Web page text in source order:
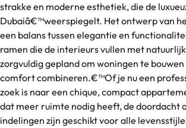
strakke en moderne esthetiek, die de
Dubaiâ€™weerspiegelt. Het ontwerp van
een balans tussen elegantie en
ramen die de interieurs vullen met
zorgvuldig gepland om woningen te
comfort combineren.€™Of je nu een
zoek is naar een chique, compact
dat meer ruimte nodig heeft, de doordacht
indelingen zijn geschikt voor alle